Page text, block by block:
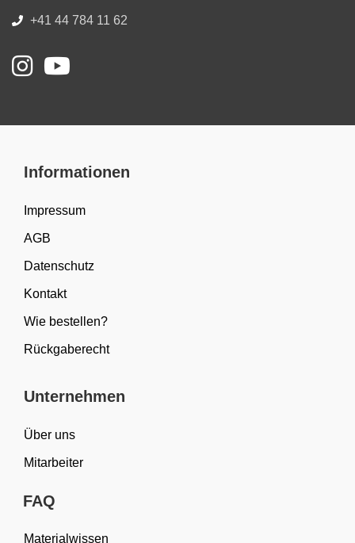
+41 44 784 11 62
Informationen
Impressum
AGB
Datenschutz
Kontakt
Wie bestellen?
Rückgaberecht
Unternehmen
Über uns
Mitarbeiter
FAQ
Materialwissen